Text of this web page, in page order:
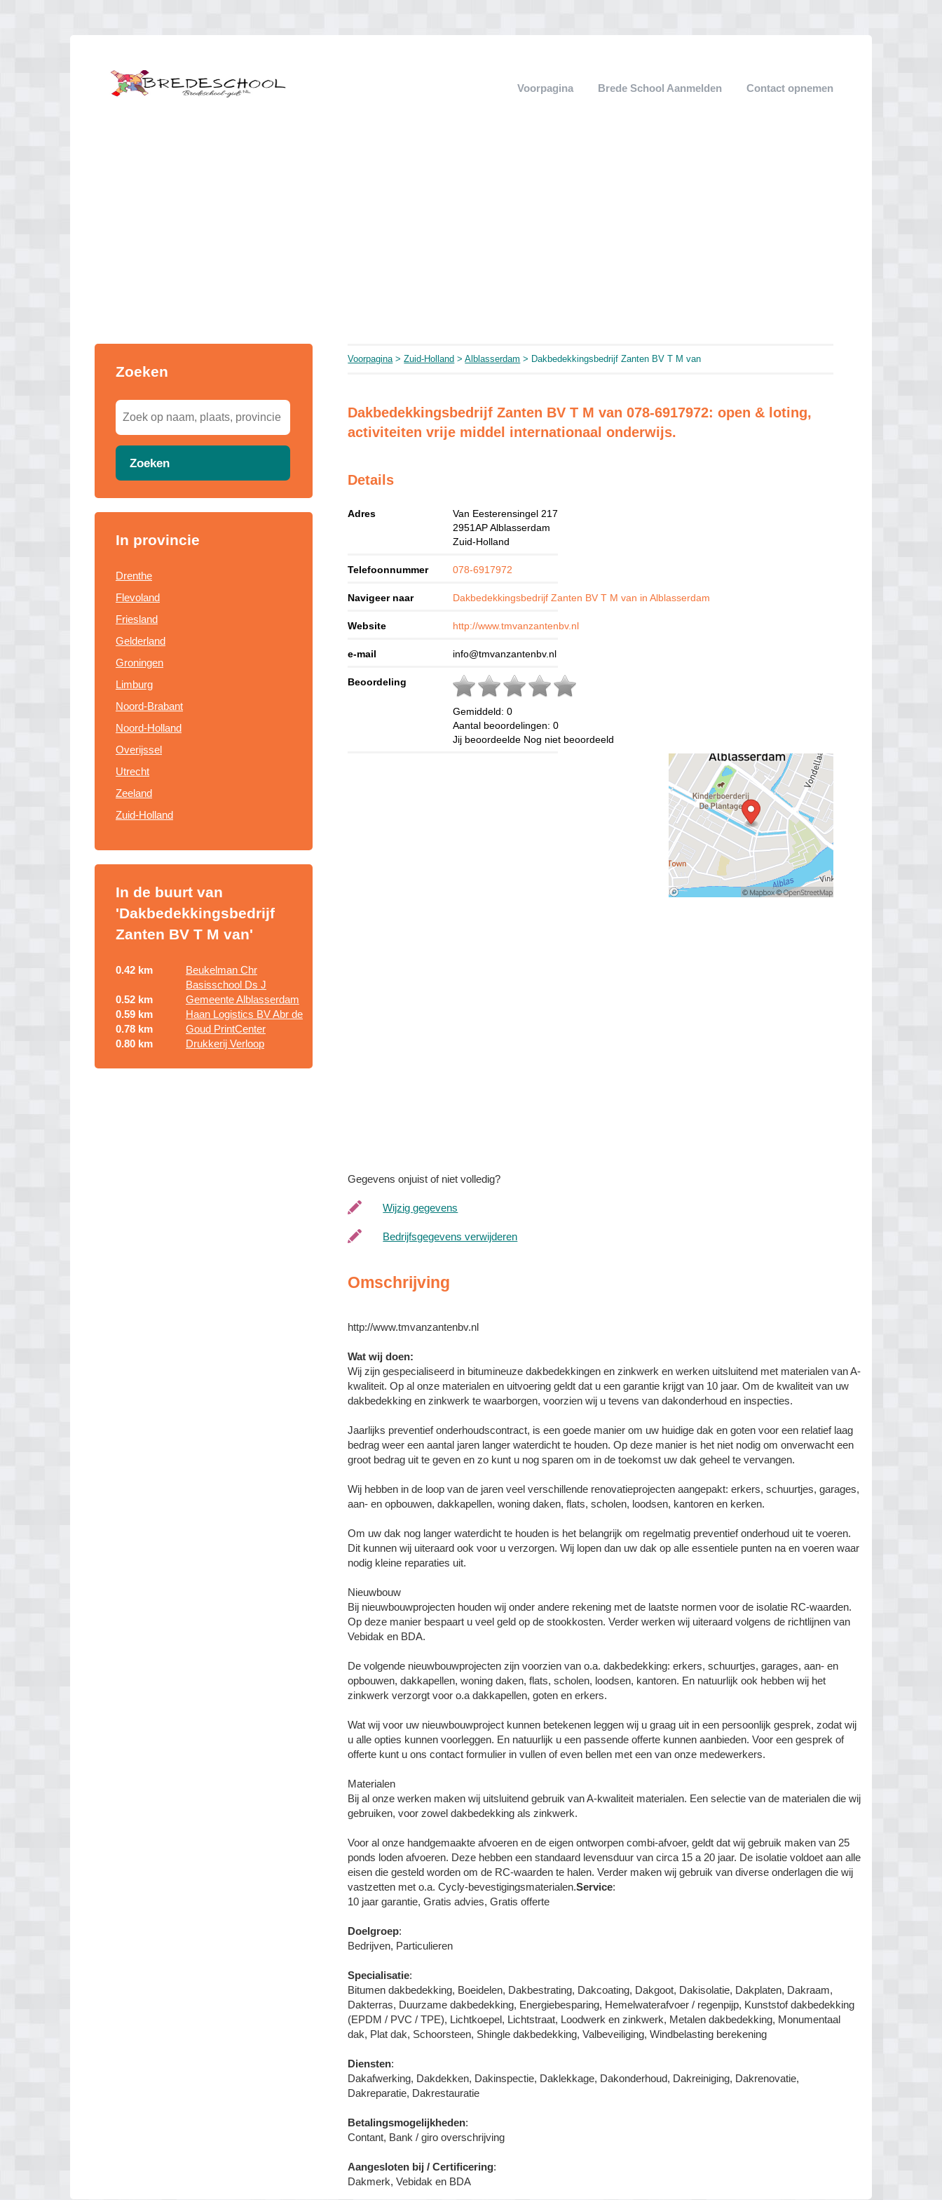
Voorpagina Brede School Aanmelden Contact opnemen
Zoeken
Zoeken
In provincie
Drenthe
Flevoland
Friesland
Gelderland
Groningen
Limburg
Noord-Brabant
Noord-Holland
Overijssel
Utrecht
Zeeland
Zuid-Holland
In de buurt van
'Dakbedekkingsbedrijf
Zanten BV T M van'
0.42 km
Beukelman Chr
Basisschool Ds J
0.52 km
Gemeente Alblasserdam
0.59 km
Haan Logistics BV Abr de
0.78 km
Goud PrintCenter
0.80 km
Drukkerij Verloop
Voorpagina>Zuid-Holland >Alblasserdam > Dakbedekkingsbedrijf Zanten BV T M van
Dakbedekkingsbedrijf Zanten BV T M van 078-6917972: open & loting,
activiteiten vrije middel internationaal onderwijs.
Details
Adres
Van Eesterensingel 217
2951AP Alblasserdam
Zuid-Holland
Telefoonnummer 078-6917972
Navigeer naar Dakbedekkingsbedrijf Zanten BV T M van in Alblasserdam
Website http://www.tmvanzantenbv.nl
e-mail info@tmvanzantenbv.nl
Beoordeling
Gemiddeld:0
Aantal beoordelingen:0
Jij beoordeelde Nog niet beoordeeld
Gegevens onjuist of niet volledig?
Wijzig gegevens
Bedrijfsgegevens verwijderen
Omschrijving
http://www.tmvanzantenbv.nl
Wat wij doen:
Wij zijn gespecialiseerd in bitumineuze dakbedekkingen en zinkwerk en werken uitsluitend met materialen van A-
kwaliteit. Op al onze materialen en uitvoering geldt dat u een garantie krijgt van 10 jaar. Om de kwaliteit van uw
dakbedekking en zinkwerk te waarborgen, voorzien wij u tevens van dakonderhoud en inspecties.
Jaarlijks preventief onderhoudscontract, is een goede manier om uw huidige dak en goten voor een relatief laag
bedrag weer een aantal jaren langer waterdicht te houden. Op deze manier is het niet nodig om onverwacht een
groot bedrag uit te geven en zo kunt u nog sparen om in de toekomst uw dak geheel te vervangen.
Wij hebben in de loop van de jaren veel verschillende renovatieprojecten aangepakt: erkers, schuurtjes, garages,
aan- en opbouwen, dakkapellen, woning daken, flats, scholen, loodsen, kantoren en kerken.
Om uw dak nog langer waterdicht te houden is het belangrijk om regelmatig preventief onderhoud uit te voeren.
Dit kunnen wij uiteraard ook voor u verzorgen. Wij lopen dan uw dak op alle essentiele punten na en voeren waar
nodig kleine reparaties uit.
Nieuwbouw
Bij nieuwbouwprojecten houden wij onder andere rekening met de laatste normen voor de isolatie RC-waarden.
Op deze manier bespaart u veel geld op de stookkosten. Verder werken wij uiteraard volgens de richtlijnen van
Vebidak en BDA.
De volgende nieuwbouwprojecten zijn voorzien van o.a. dakbedekking: erkers, schuurtjes, garages, aan- en
opbouwen, dakkapellen, woning daken, flats, scholen, loodsen, kantoren. En natuurlijk ook hebben wij het
zinkwerk verzorgt voor o.a dakkapellen, goten en erkers.
Wat wij voor uw nieuwbouwproject kunnen betekenen leggen wij u graag uit in een persoonlijk gesprek, zodat wij
u alle opties kunnen voorleggen. En natuurlijk u een passende offerte kunnen aanbieden. Voor een gesprek of
offerte kunt u ons contact formulier in vullen of even bellen met een van onze medewerkers.
Materialen
Bij al onze werken maken wij uitsluitend gebruik van A-kwaliteit materialen. Een selectie van de materialen die wij
gebruiken, voor zowel dakbedekking als zinkwerk.
Voor al onze handgemaakte afvoeren en de eigen ontworpen combi-afvoer, geldt dat wij gebruik maken van 25
ponds loden afvoeren. Deze hebben een standaard levensduur van circa 15 a 20 jaar. De isolatie voldoet aan alle
eisen die gesteld worden om de RC-waarden te halen. Verder maken wij gebruik van diverse onderlagen die wij
vastzetten met o.a. Cycly-bevestigingsmaterialen.Service:
10 jaar garantie, Gratis advies, Gratis offerte
Doelgroep:
Bedrijven, Particulieren
Specialisatie:
Bitumen dakbedekking, Boeidelen, Dakbestrating, Dakcoating, Dakgoot, Dakisolatie, Dakplaten, Dakraam,
Dakterras, Duurzame dakbedekking, Energiebesparing, Hemelwaterafvoer / regenpijp, Kunststof dakbedekking
(EPDM / PVC / TPE), Lichtkoepel, Lichtstraat, Loodwerk en zinkwerk, Metalen dakbedekking, Monumentaal
dak, Plat dak, Schoorsteen, Shingle dakbedekking, Valbeveiliging, Windbelasting berekening
Diensten:
Dakafwerking, Dakdekken, Dakinspectie, Daklekkage, Dakonderhoud, Dakreiniging, Dakrenovatie,
Dakreparatie, Dakrestauratie
Betalingsmogelijkheden:
Contant, Bank / giro overschrijving
Aangesloten bij / Certificering:
Dakmerk, Vebidak en BDA